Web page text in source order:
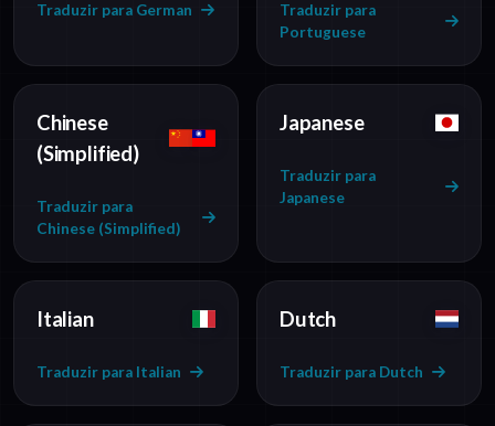
Traduzir para German
Traduzir para
Portuguese
Chinese
(Simplified)
Traduzir para
Chinese (Simplified)
Japanese
Traduzir para
Japanese
Italian
Traduzir para Italian
Dutch
Traduzir para Dutch